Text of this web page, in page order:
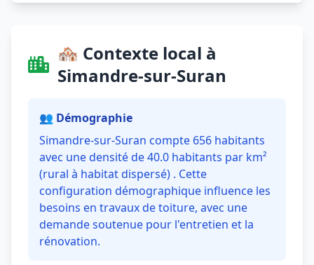
🏘️ Contexte local à
Simandre-sur-Suran
👥 Démographie
Simandre-sur-Suran compte 656 habitants
avec une densité de 40.0 habitants par km²
(rural à habitat dispersé) . Cette
configuration démographique influence les
besoins en travaux de toiture, avec une
demande soutenue pour l'entretien et la
rénovation.